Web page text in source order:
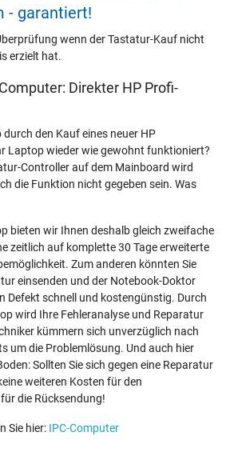
- garantiert!
wenn der Tastatur-Kauf nicht
erzielt hat.
Direkter HP Profi-
durch den Kauf eines neuer HP
Laptop wieder wie gewohnt funktioniert?
Controller auf dem Mainboard wird
die Funktion nicht gegeben sein. Was
bieten wir Ihnen deshalb gleich zweifache
zeitlich auf komplette 30 Tage erweiterte
Zum anderen könnten Sie
einsenden und der Notebook-Doktor
Defekt schnell und kostengünstig. Durch
wird Ihre Fehleranalyse und Reparatur
kümmern sich unverzüglich nach
um die Problemlösung. Und auch hier
Sollten Sie sich gegen eine Reparatur
weiteren Kosten für den
die Rücksendung!
Sie hier: IPC-Computer